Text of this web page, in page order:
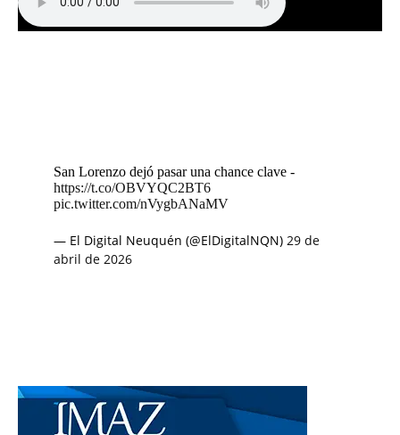
San Lorenzo dejó pasar una chance clave -
https://t.co/OBVYQC2BT6
pic.twitter.com/nVygbANaMV
— El Digital Neuquén (@ElDigitalNQN) 29 de
abril de 2026